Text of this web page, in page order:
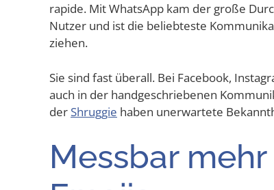
rapi­de. Mit Whats­App kam der gro­ße
Nut­zer und ist die belieb­tes­te
ziehen.
Sie sind fast über­all. Bei Face­book,
auch in der hand­ge­schrie­be­nen
der Shrug­gie haben uner­war­te­te
Mess­bar